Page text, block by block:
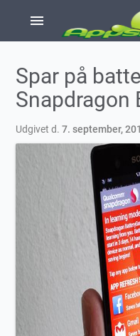
menu
Spar på
Snapdragon
Udgivet d.7. september,